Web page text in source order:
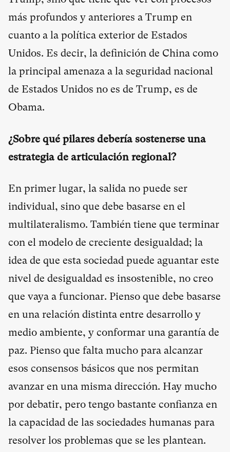
más profundos y anteriores a Trump en
cuanto a la política exterior de Estados
Unidos. Es decir, la definición de China como
la principal amenaza a la seguridad nacional
de Estados Unidos no es de Trump, es de
Obama.
¿Sobre qué pilares debería sostenerse una
estrategia de articulación regional?
En primer lugar, la salida no puede ser
individual, sino que debe basarse en el
multilateralismo. También tiene que terminar
con el modelo de creciente desigualdad; la
idea de que esta sociedad puede aguantar este
nivel de desigualdad es insostenible, no creo
que vaya a funcionar. Pienso que debe basarse
en una relación distinta entre desarrollo y
medio ambiente, y conformar una garantía de
paz. Pienso que falta mucho para alcanzar
esos consensos básicos que nos permitan
avanzar en una misma dirección. Hay mucho
por debatir, pero tengo bastante confianza en
la capacidad de las sociedades humanas para
resolver los problemas que se les plantean.